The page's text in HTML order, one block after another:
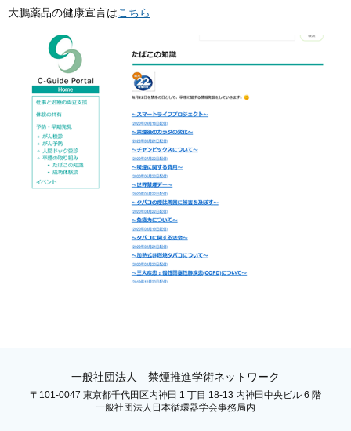
大鵬薬品の健康宣言はこちら
一般社団法人 禁煙推進学術ネットワーク
〒101-0047 東京都千代田区内神田 1 丁目 18-13 内神田中央ビル 6 階
一般社団法人日本循環器学会事務局内